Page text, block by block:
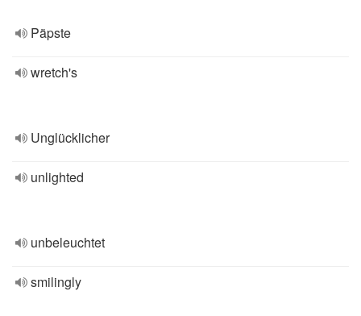
Päpste
wretch's
Unglücklicher
unlighted
unbeleuchtet
smilingly